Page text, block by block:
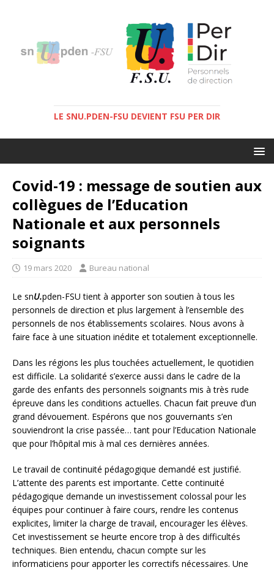
LE SNU.PDEN-FSU DEVIENT FSU PER DIR
Covid-19 : message de soutien aux
collègues de l’Education
Nationale et aux personnels
soignants
19 mars 2020 Bureau national
Le snU.pden-FSU tient à apporter son soutien à tous les
personnels de direction et plus largement à l’ensemble des
personnels de nos établissements scolaires. Nous avons à
faire face à une situation inédite et totalement exceptionnelle.
Dans les régions les plus touchées actuellement, le quotidien
est difficile. La solidarité s’exerce aussi dans le cadre de la
garde des enfants des personnels soignants mis à très rude
épreuve dans les conditions actuelles. Chacun fait preuve d’un
grand dévouement. Espérons que nos gouvernants s’en
souviendront la crise passée… tant pour l’Education Nationale
que pour l’hôpital mis à mal ces dernières années.
Le travail de continuité pédagogique demandé est justifié.
L’attente des parents est importante. Cette continuité
pédagogique demande un investissement colossal pour les
équipes pour continuer à faire cours, rendre les contenus
explicites, limiter la charge de travail, encourager les élèves.
Cet investissement se heurte encore trop à des difficultés
techniques. Bien entendu, chacun compte sur les
informaticiens pour apporter les correctifs nécessaires. Une